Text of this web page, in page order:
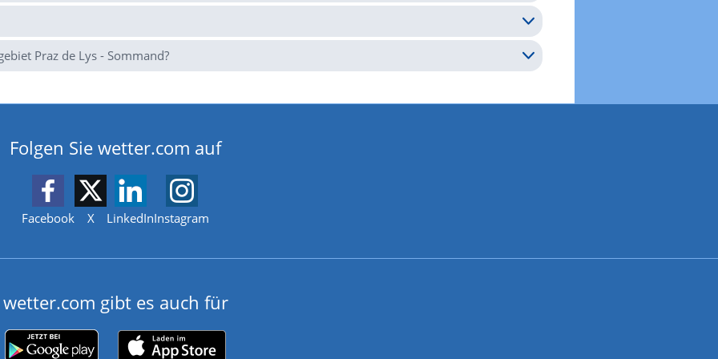
Praz de Lys - Sommand?
Folgen Sie wetter.com auf
Facebook X LinkedInInstagram
wetter.com gibt es auch für